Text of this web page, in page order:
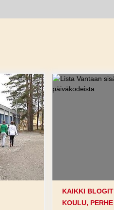
KAIKKI BLOGIT
KOULU, PERHE